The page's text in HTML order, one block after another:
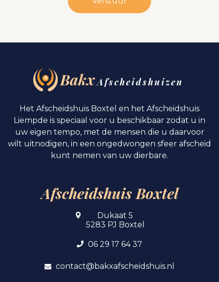
Bakx Afscheidshuizen
Het Afscheidshuis Boxtel en het Afscheidshuis
Liempde is speciaal voor u beschikbaar zodat u in
uw eigen tempo, met de mensen die u daarvoor
wilt uitnodigen, in een ongedwongen sfeer afscheid
kunt nemen van uw dierbare.
Afscheidshuis Boxtel
Dukaat 5
5283 PJ Boxtel
06 29 17 64 37
contact@bakxafscheidshuis.nl